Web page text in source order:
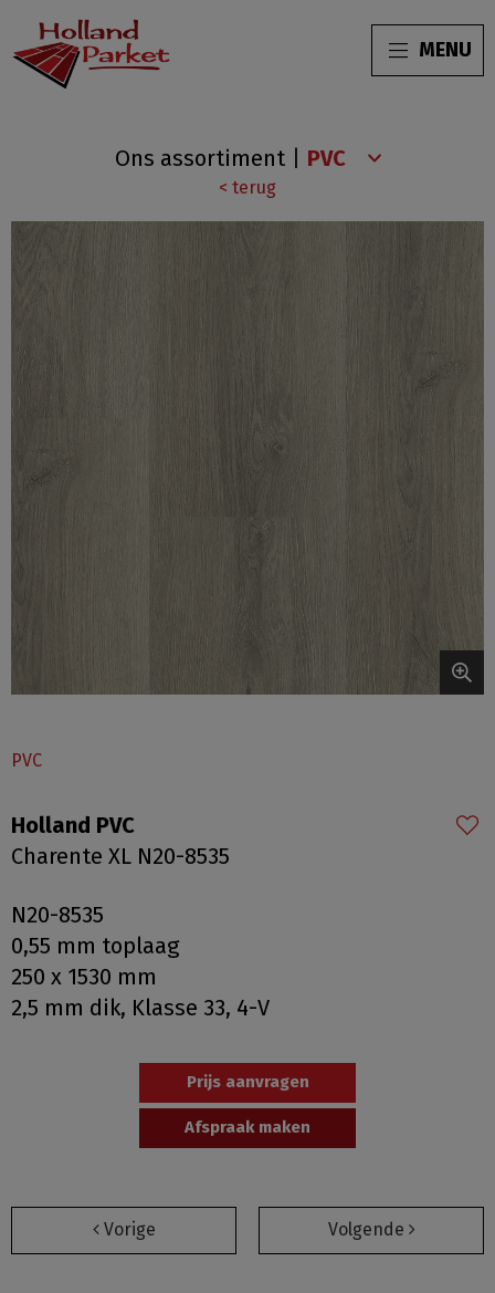
MENU
Ons assortiment
< terug
PVC
Holland PVC
Charente XL N20-8535
N20-8535
0,55 mm toplaag
250 x 1530 mm
2,5 mm dik, Klasse 33, 4-V
Prijs aanvragen
Afspraak maken
Vorige Volgende